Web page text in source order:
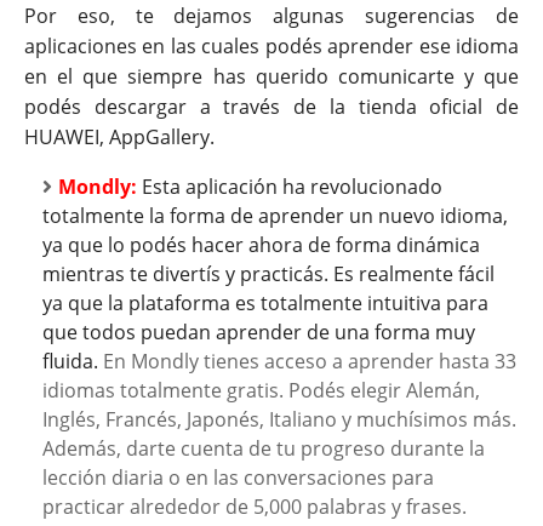
Por eso, te dejamos algunas sugerencias de
aplicaciones en las cuales podés aprender ese idioma
en el que siempre has querido comunicarte y que
podés descargar a través de la tienda oficial de
HUAWEI, AppGallery.
Mondly: Esta aplicación ha revolucionado
totalmente la forma de aprender un nuevo idioma,
ya que lo podés hacer ahora de forma dinámica
mientras te divertís y practicás. Es realmente fácil
ya que la plataforma es totalmente intuitiva para
que todos puedan aprender de una forma muy
fluida. En Mondly tienes acceso a aprender hasta 33
idiomas totalmente gratis. Podés elegir Alemán,
Inglés, Francés, Japonés, Italiano y muchísimos más.
Además, darte cuenta de tu progreso durante la
lección diaria o en las conversaciones para
practicar alrededor de 5,000 palabras y frases.